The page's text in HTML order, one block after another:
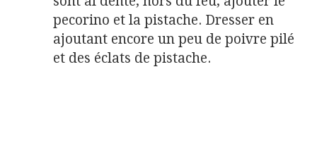
pecorino et la pistache. Dresser en
ajoutant encore un peu de poivre pilé
et des éclats de pistache.